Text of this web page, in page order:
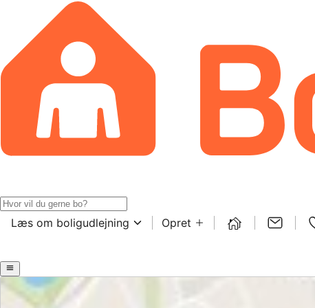
Læs om boligudlejning Opret